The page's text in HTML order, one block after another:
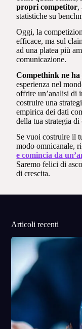
propri competitor,
statistiche su
Oggi, la
efficace, ma sul
ad una platea più
comunicazione.
Compethink ne
esperienza nel
offrire un’analisi di
costruire una
empirica dei dati
della tua strategia
Se vuoi costruire il
modo omnicanale,
e comincia da
Saremo felici di
di crescita.
Articoli recenti